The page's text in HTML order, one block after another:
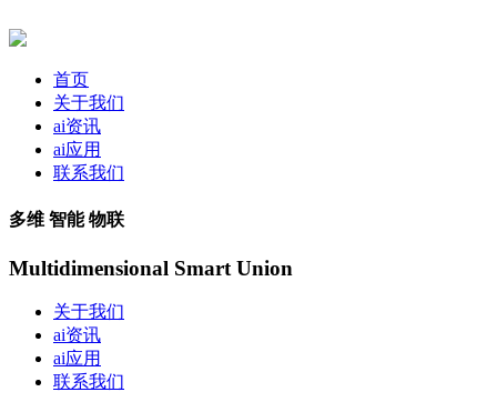
首页
关于我们
ai资讯
ai应用
联系我们
多维 智能 物联
Multidimensional Smart Union
关于我们
ai资讯
ai应用
联系我们